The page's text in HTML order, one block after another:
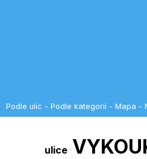
Podle ulic - Podle kategorií - Mapa -
ulice